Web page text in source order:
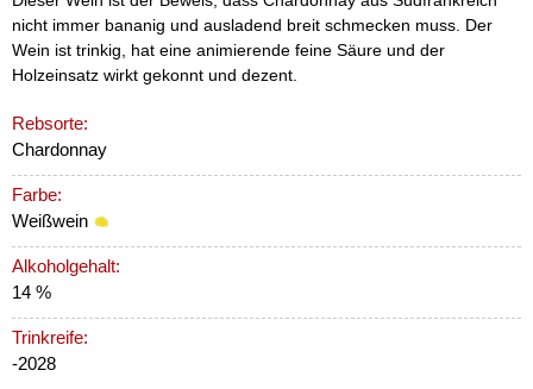
nicht immer bananig und ausladend breit schmecken muss. Der
Wein ist trinkig, hat eine animierende feine Säure und der
Holzeinsatz wirkt gekonnt und dezent.
Rebsorte:
Chardonnay
Farbe:
Weißwein
Alkoholgehalt:
14 %
Trinkreife:
-2028